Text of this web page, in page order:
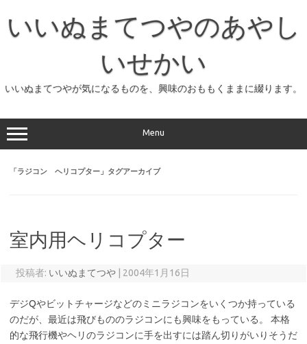
プ
いいぬまてつやのあやし
いせかい
いいぬまてつやが気になるものを、興味のおももくままに綴ります。
Menu
「ラジコン ヘリコプター 」タグアーカイブ
室内用ヘリコプター
投稿者: いいぬまてつや 2004年1月16日
デジQやビットチャージなどのミニラジコンをいくつか持っている
のだが、最近は飛びもののラジコンにも興味をもっている。 本格
的な飛行機やヘリのラジコンに手を出すには踏ん切りがいりそうだ